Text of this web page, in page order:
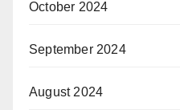
October 2024
September 2024
August 2024